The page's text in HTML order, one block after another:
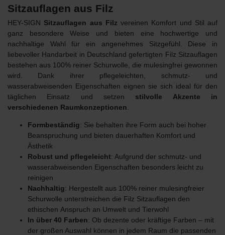
Sitzauflagen aus Filz
HEY-SIGN Sitzauflagen aus Filz vereinen Komfort und Stil auf
ganz besondere Weise und bieten eine hochwertige und
nachhaltige Wahl für ein angenehmes Sitzgefühl. Diese in
liebevoller Handarbeit in Deutschland gefertigten Filz Sitzauflagen
bestehen aus 100% reiner Schurwolle, die mulesingfrei gewonnen
wird. Dank ihrer pflegeleichten, schmutz- und
wasserabweisenden Eigenschaften eignen sie sich ideal für den
täglichen Einsatz und setzen stilvolle Akzente in
verschiedenen Raumkonzeptionen
Formbeständig: Sie behalten ihre Form auch bei hoher
Beanspruchung und bieten dauerhaften Komfort und
Ästhetik
Robust und pflegeleicht: Aufgrund der schmutz- und
wasserabweisenden Eigenschaften besonders leicht zu
reinigen
Nachhaltig: Hergestellt aus 100% reiner mulesingfreier
Schurwolle unterstreichen die Filz Sitzauflagen den
ethischen Anspruch an Umwelt und Tierwohl
In über 40 Farben: Ob dezente oder kräftige Farben – mit
der großen Auswahl können in jedem Raum die passenden